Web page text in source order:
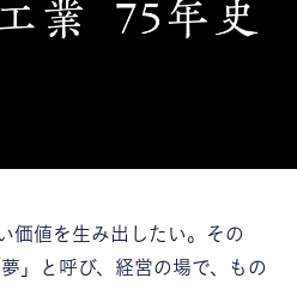
価値を生み出したい。その
」と呼び、経営の場で、もの